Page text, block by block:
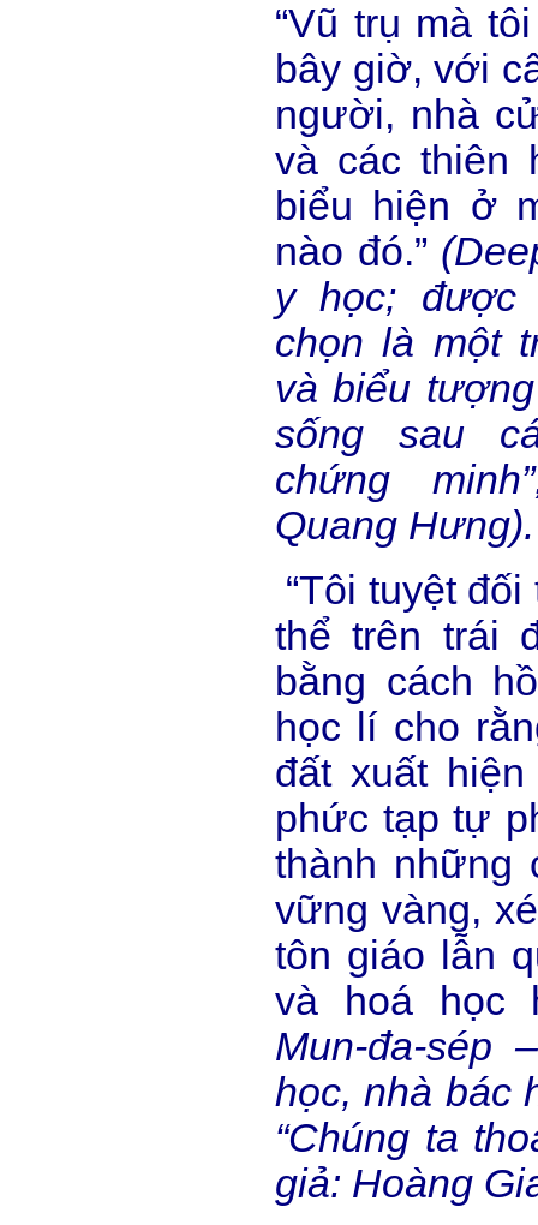
“Vũ trụ mà
bây giờ, với
người, nhà
và các thiên
biểu hiện ở
nào đó.”
y học; được
chọn là một
và biểu
sống sau
chứng
Quang Hưng).
“Tôi tuyệt
thể trên trái
bằng cách
học lí cho
đất xuất
phức tạp tự
thành những
vững vàng,
tôn giáo lẫn
và hoá học
Mun-đa-sép
học, nhà bác
“Chúng ta
giả: Hoàng